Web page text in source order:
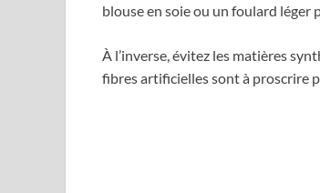
blouse en soie ou un foulard
À l’inverse, évitez les matières
fibres artificielles sont à proscrire